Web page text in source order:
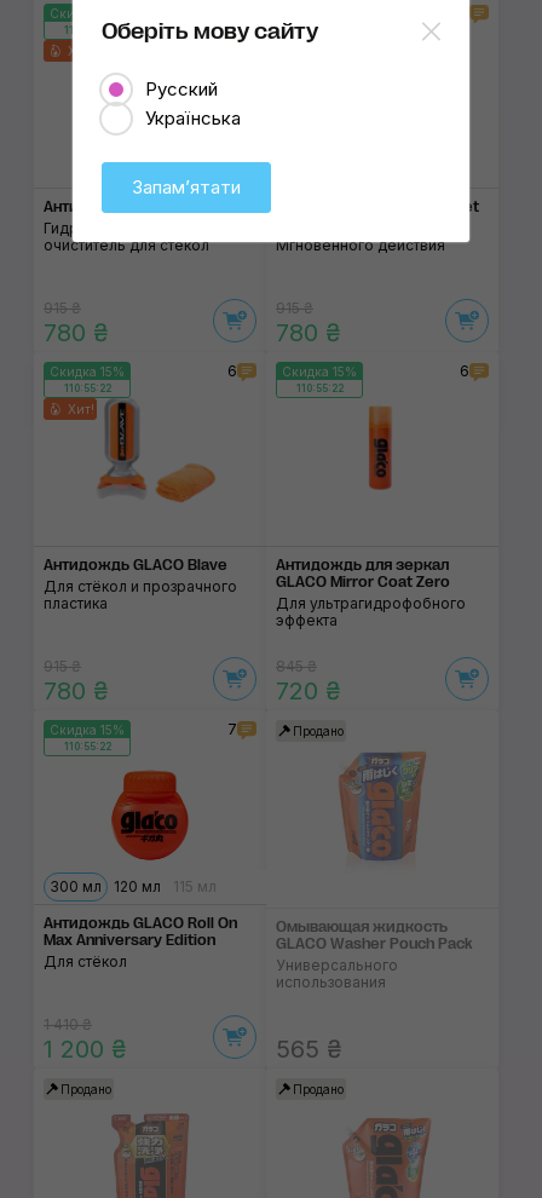
Скидка 15%
110:55:22
Хит!
Антидождь GLACO Q
Гидрофобное покрытие и
очиститель для стёкол
915 ₴
780 ₴
110:55:22
Антидождь GLACO «W» Jet
Мгновенного действия
915 ₴
780 ₴
Скидка 15%
110:55:22
Хит!
6
Антидождь GLACO Blave
Для стёкол и прозрачного
пластика
915 ₴
780 ₴
Скидка 15%
110:55:22
6
Антидождь для зеркал
GLACO Mirror Coat Zero
Для ультрагидрофобного
эффекта
845 ₴
720 ₴
Скидка 15%
110:55:22
7
300 мл 120 мл 115 мл
Антидождь GLACO Roll On
Max Anniversary Edition
Для стёкол
1 410 ₴
1 200 ₴
Продано
Омывающая жидкость
GLACO Washer Pouch Pack
Универсального
использования
565 ₴
Продано Продано
Оберіть мову сайту
Русский
Українська
Запамʼятати